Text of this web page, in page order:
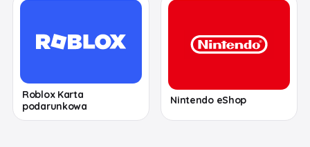
Roblox Karta
podarunkowa
Nintendo eShop